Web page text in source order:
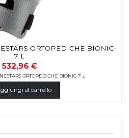
ORTOPEDICHE BIONIC-
7 L
532,96 €
ORTOPEDICHE BIONIC-7 L
al carrello